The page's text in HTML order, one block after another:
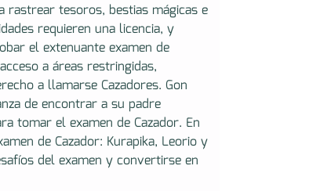
rastrear tesoros, bestias mágicas e
requieren una licencia, y
el extenuante examen de
a áreas restringidas,
a llamarse Cazadores. Gon
de encontrar a su padre
tomar el examen de Cazador. En
de Cazador: Kurapika, Leorio y
del examen y convertirse en